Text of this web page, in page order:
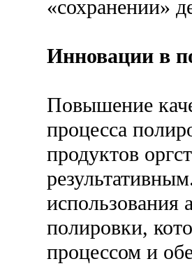
«сохранении»
Инновации в
Повышение
процесса
продуктов
использования
полировки,
процессом и